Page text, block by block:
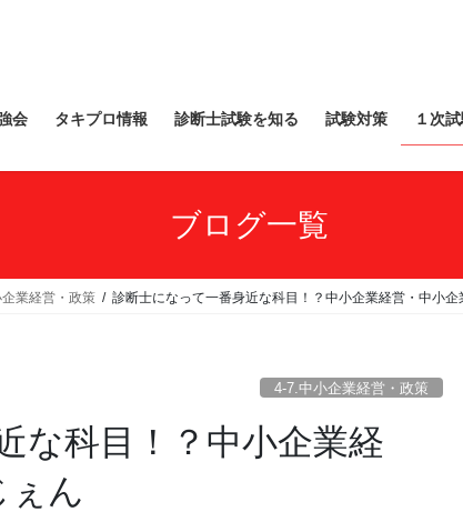
会 タキプロ情報 診断士試験を知る 試験対策 １次
ブログ一覧
業経営・政策 診断士になって一番身近な科目！？中小企業経営・中小企
4-7.中小企業経営・政策
な科目！？中小企業経
ぇん